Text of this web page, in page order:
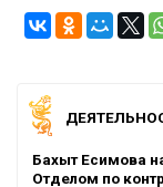
Бахыт Есимова
Отделом по